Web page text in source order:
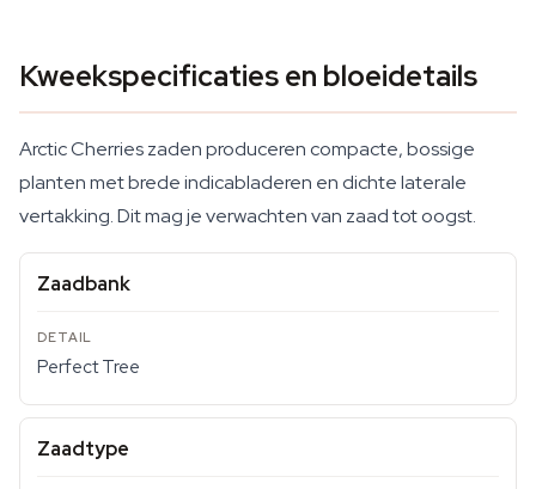
Kweekspecificaties en bloeidetails
Arctic Cherries zaden produceren compacte, bossige
planten met brede indicabladeren en dichte laterale
vertakking. Dit mag je verwachten van zaad tot oogst.
Zaadbank
Perfect Tree
Zaadtype